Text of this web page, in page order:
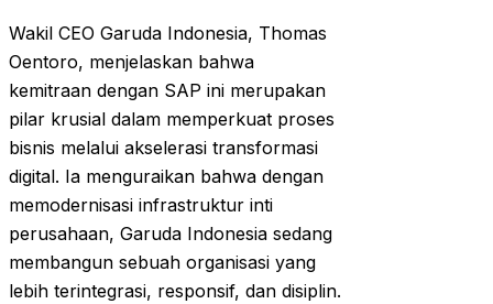
Wakil CEO Garuda Indonesia, Thomas
Oentoro, menjelaskan bahwa
kemitraan dengan SAP ini merupakan
pilar krusial dalam memperkuat proses
bisnis melalui akselerasi transformasi
digital. Ia menguraikan bahwa dengan
memodernisasi infrastruktur inti
perusahaan, Garuda Indonesia sedang
membangun sebuah organisasi yang
lebih terintegrasi, responsif, dan disiplin.